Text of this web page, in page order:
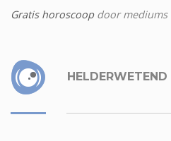
Gratis horoscoopdoor mediums
HELDERWETEND